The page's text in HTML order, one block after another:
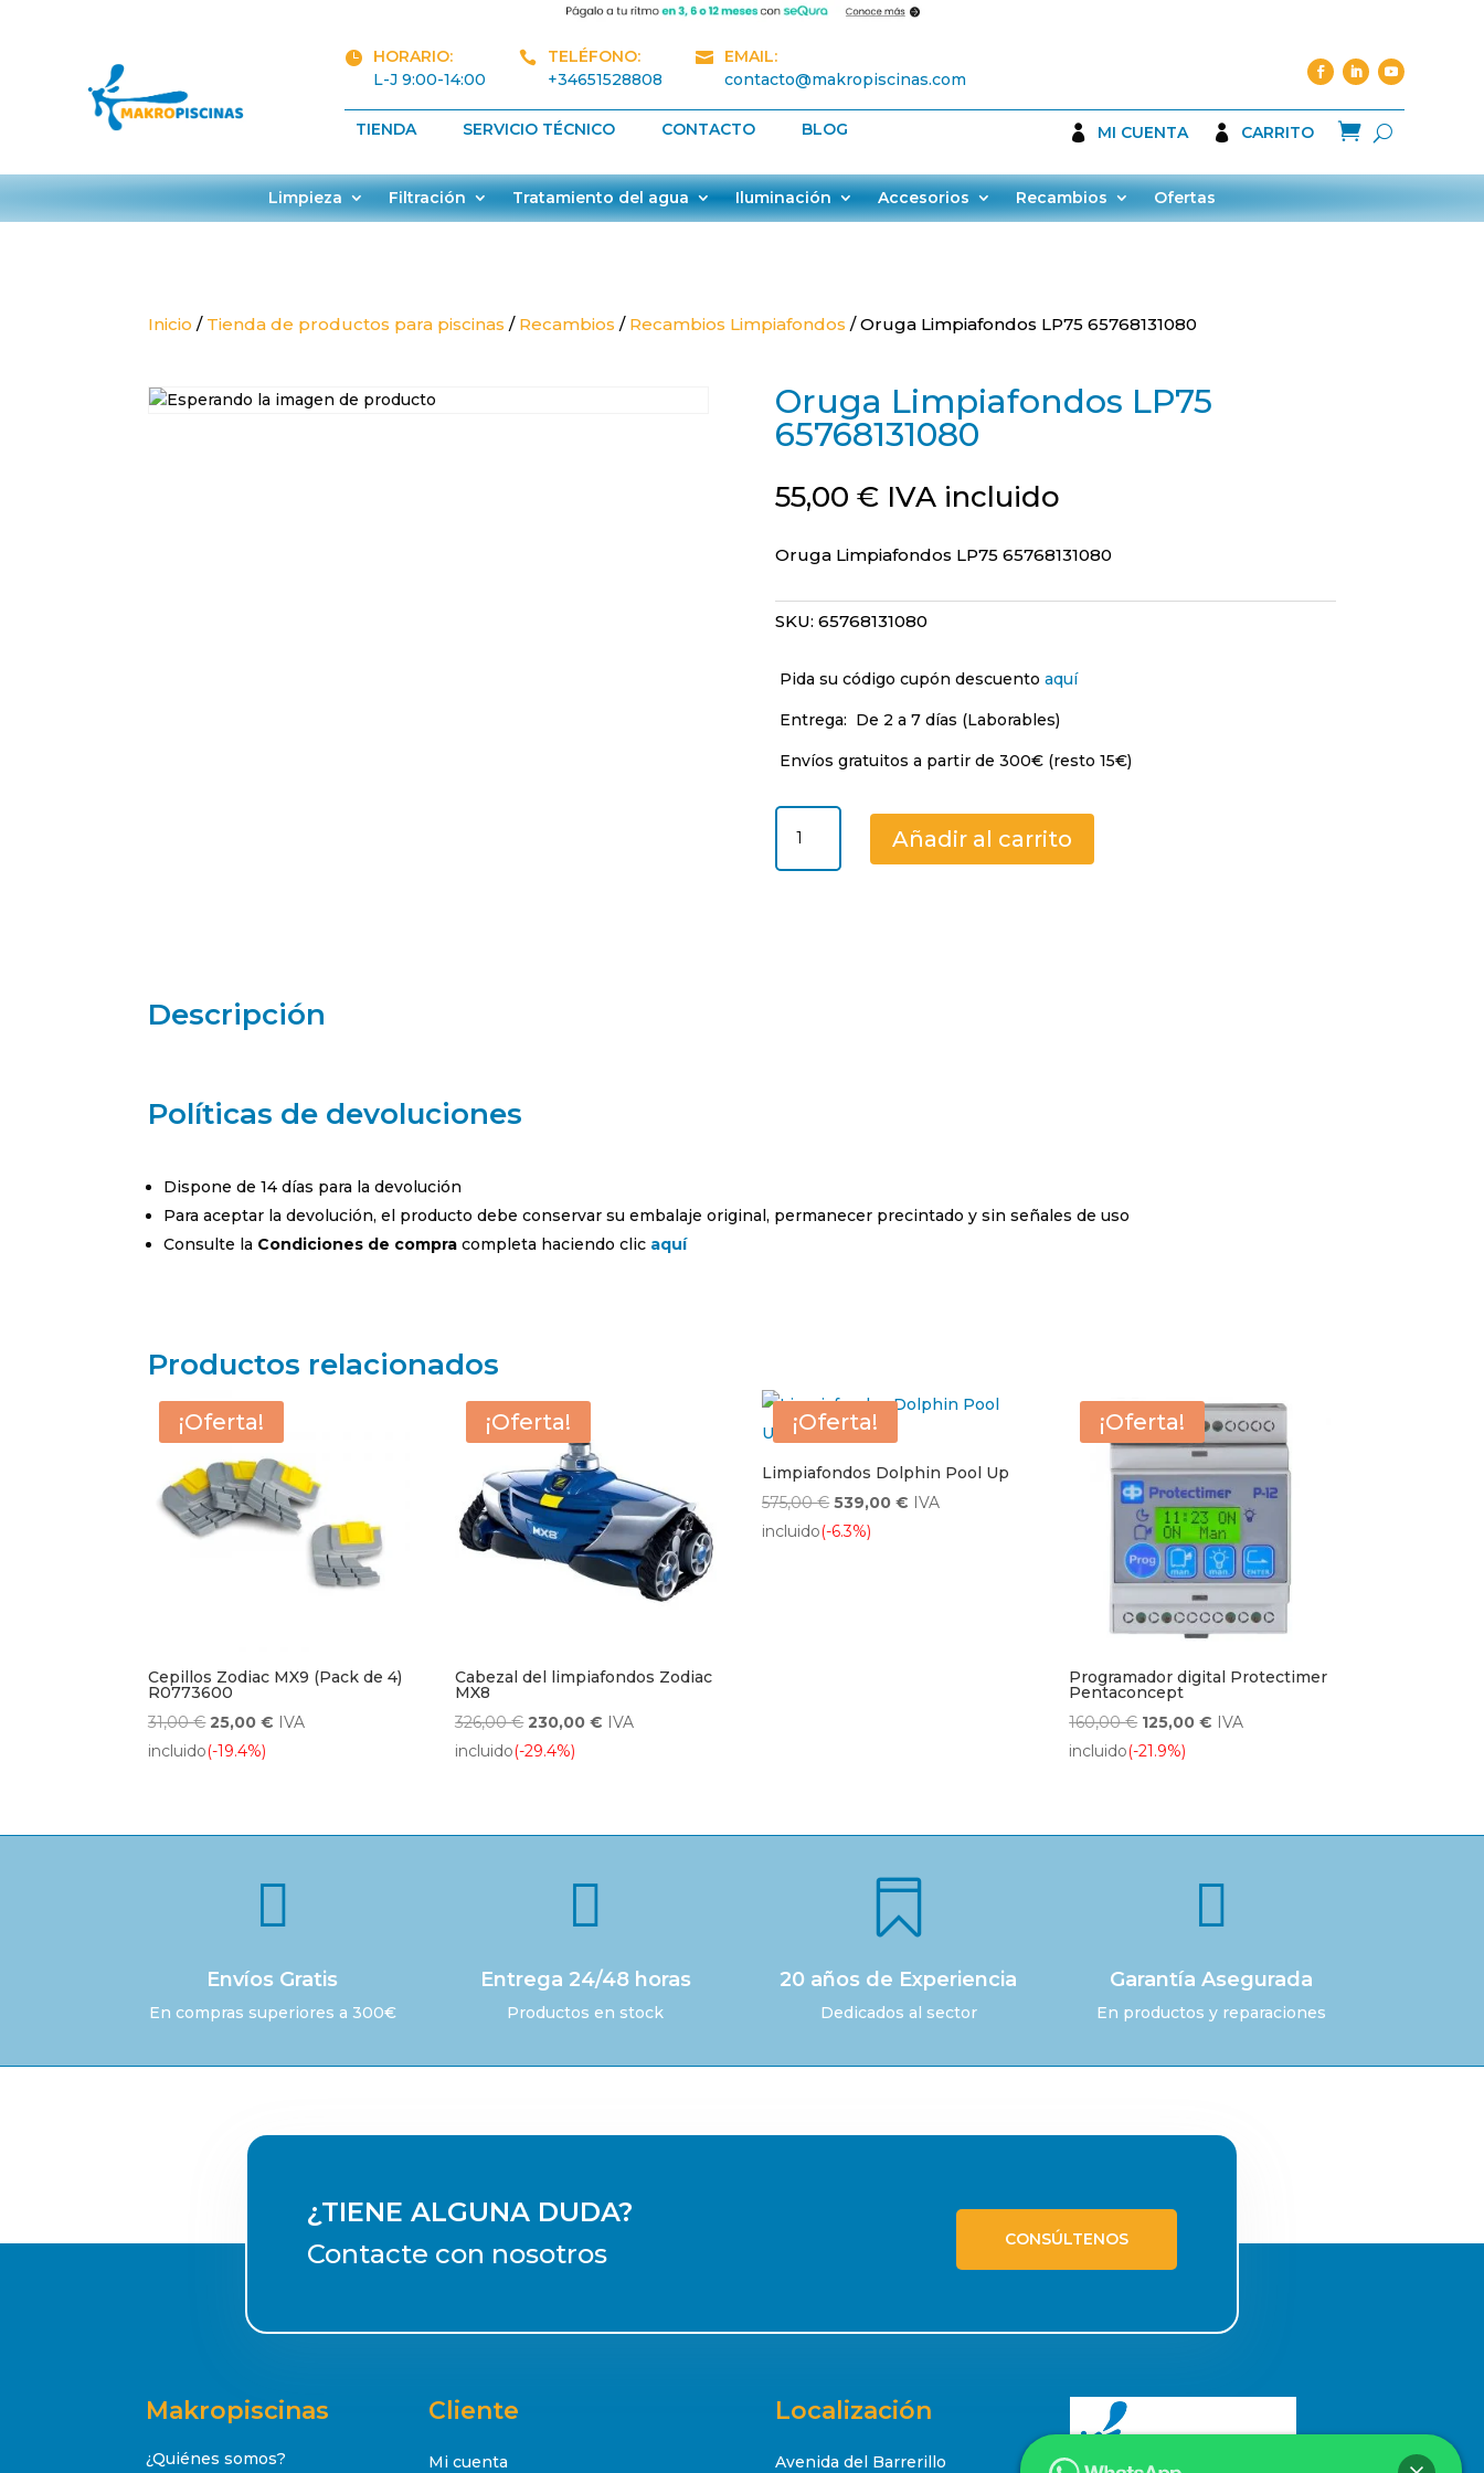

HORARIO:
L-J 9:00-14:00

TELÉFONO:
+34651528808

EMAIL:
contacto@makropiscinas.com
TIENDA SERVICIO TÉCNICO CONTACTO BLOG MI CUENTA CARRITO 
Limpieza Filtración Tratamiento del agua Iluminación Accesorios Recambios Ofertas
Inicio / Tienda de productos para piscinas / Recambios / Recambios Limpiafondos / Oruga Limpiafondos LP75 65768131080
Oruga Limpiafondos LP75
65768131080
55,00 € IVA incluido
Oruga Limpiafondos LP75 65768131080
SKU: 65768131080
Pida su código cupón descuento aquí
Entrega: De 2 a 7 días (Laborables)
Envíos gratuitos a partir de 300€ (resto 15€)
Oruga
Limpiafondos
LP75
Añadir al carrito
Descripción
Políticas de devoluciones
Dispone de 14 días para la devolución
Para aceptar la devolución, el producto debe conservar su embalaje original, permanecer precintado y sin señales de uso
Consulte la Condiciones de compra completa haciendo clic aquí
Productos relacionados
¡Oferta!
Cepillos Zodiac MX9 (Pack de 4)
R0773600
31,00€El
precio
31,00 €.
25,00€ El
25,00 €.
IVA
incluido(-19.4%)
¡Oferta!
Cabezal del limpiafondos Zodiac
MX8
326,00€ El
precio
326,00 €.
230,00€ El
230,00 €.
IVA
incluido(-29.4%)
¡Oferta!
Limpiafondos Dolphin Pool Up
575,00€ El
precio
539,00€ ElIVA
incluido(-6.3%)
¡Oferta!
Programador digital Protectimer
Pentaconcept
160,00€ El
precio
160,00 €.
125,00€ El
125,00 €.
IVA
incluido(-21.9%)

Envíos Gratis
En compras superiores a 300€

Entrega 24/48 horas
Productos en stock

20 años de Experiencia
Dedicados al sector

Garantía Asegurada
En productos y reparaciones
¿TIENE ALGUNA DUDA?
Contacte con nosotros
CONSÚLTENOS
Makropiscinas
¿Quiénes somos?
Cliente
Mi cuenta
Localización
Avenida del Barrerillo